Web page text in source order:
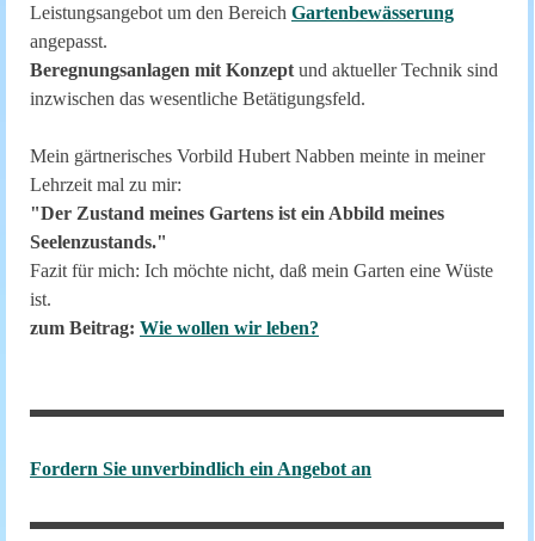
Leistungsangebot um den Bereich Gartenbewässerung
angepasst.
Beregnungsanlagen mit Konzept und aktueller Technik sind
inzwischen das wesentliche Betätigungsfeld.
Mein gärtnerisches Vorbild Hubert Nabben meinte in meiner
Lehrzeit mal zu mir:
"Der Zustand meines Gartens ist ein Abbild meines
Seelenzustands."
Fazit für mich: Ich möchte nicht, daß mein Garten eine Wüste
ist.
zum Beitrag: Wie wollen wir leben?
Fordern Sie unverbindlich ein Angebot an